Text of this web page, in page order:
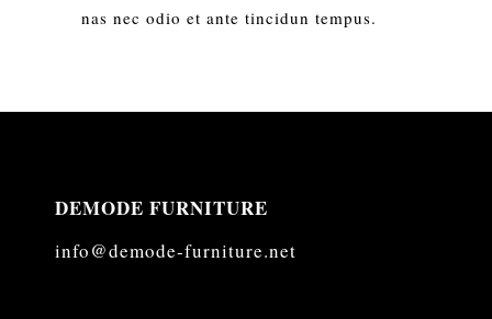
nas nec odio et ante tincidun tempus.
DEMODE FURNITURE
info@demode-furniture.net